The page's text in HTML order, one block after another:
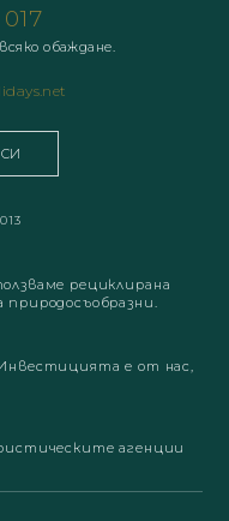
обаждане.
рециклирана
е от нас,
агенции